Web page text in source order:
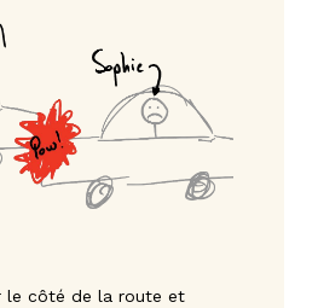
le côté de la route et